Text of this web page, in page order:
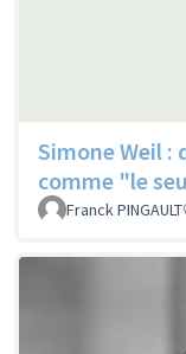
Simone Weil :
comme "le
Franck PINGAULT